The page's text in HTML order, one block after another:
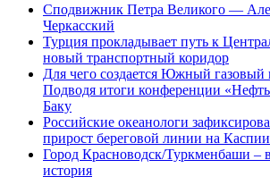
Сподвижник Петра Великого —
Черкасский
Турция прокладывает путь к
новый транспортный коридор
Для чего создается Южный
Подводя итоги конференции
Баку
Российские океанологи
прирост береговой линии на Каспии
Город Красноводск/Туркменбаши –
история